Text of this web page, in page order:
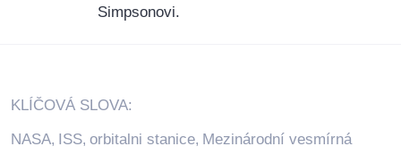
Simpsonovi.
KLÍČOVÁ SLOVA:
NASA, ISS, orbitalni stanice, Mezinárodní vesmírná